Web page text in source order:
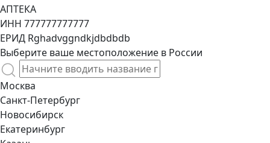
АПТЕКА
ИНН 777777777777
ЕРИД Rghadvggndkjdbdbdb
Выберите ваше местоположение в России
Москва
Санкт-Петербург
Новосибирск
Екатеринбург